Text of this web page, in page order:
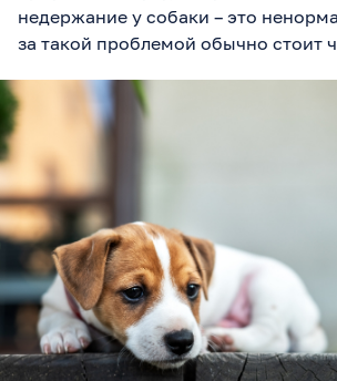
недержание у собаки – это
за такой проблемой обычно стоит